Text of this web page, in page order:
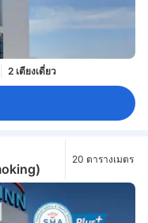
2 เตียงเดี่ยว
20 ตารางเมตร